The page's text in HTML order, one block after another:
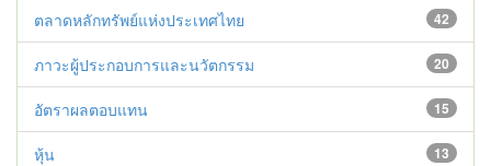
42
ตลาดหลักทรัพย์แห่งประเทศไทย
20
ภาวะผู้ประกอบการและนวัตกรรม
15
อัตราผลตอบแทน
13
หุ้น